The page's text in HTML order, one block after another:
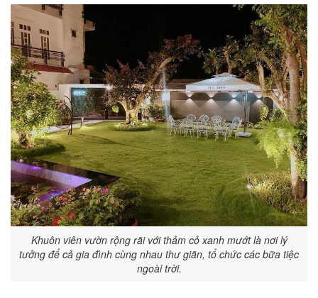
Khuôn viên vườn rộng rãi với thảm cỏ xanh mướt là nơi lý
tưởng để cả gia đình cùng nhau thư giãn, tổ chức các bữa tiệc
ngoài trời.